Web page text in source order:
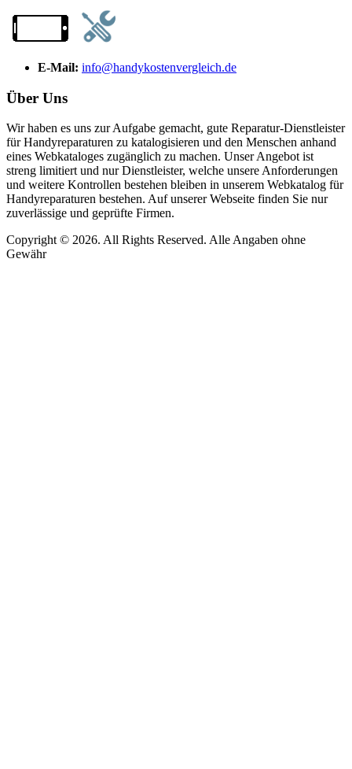
E-Mail: info@handykostenvergleich.de
Über Uns
Wir haben es uns zur Aufgabe gemacht, gute Reparatur-Dienstleister
für Handyreparaturen zu katalogisieren und den Menschen anhand
eines Webkataloges zugänglich zu machen. Unser Angebot ist
streng limitiert und nur Dienstleister, welche unsere Anforderungen
und weitere Kontrollen bestehen bleiben in unserem Webkatalog für
Handyreparaturen bestehen. Auf unserer Webseite finden Sie nur
zuverlässige und geprüfte Firmen.
Copyright © 2026. All Rights Reserved. Alle Angaben ohne
Gewähr